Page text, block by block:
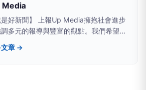
Media
是好新聞】 上報Up Media擁抱社會進步
多元的報導與豐富的觀點。我們希望提
有深度、廣度的原生新聞。
文章 →